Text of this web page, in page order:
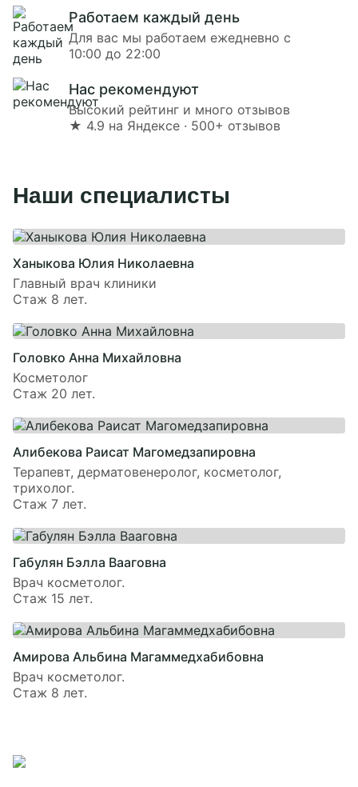
Работаем каждый день
Для вас мы работаем ежедневно с
10:00 до 22:00
Нас рекомендуют
Высокий рейтинг и много отзывов
★ 4.9 на Яндексе · 500+ отзывов
Наши специалисты
Ханыкова Юлия Николаевна
Главный врач клиники
Стаж 8 лет.
Головко Анна Михайловна
Косметолог
Стаж 20 лет.
Алибекова Раисат Магомедзапировна
Терапевт, дерматовенеролог, косметолог,
трихолог.
Стаж 7 лет.
Габулян Бэлла Вааговна
Врач косметолог.
Стаж 15 лет.
Амирова Альбина Магаммедхабибовна
Врач косметолог.
Стаж 8 лет.